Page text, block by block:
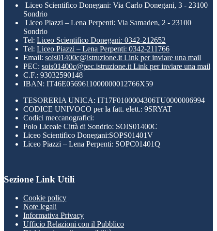
Liceo Scientifico Donegani: Via Carlo Donegani, 3 - 23100
Sondrio
Liceo Piazzi – Lena Perpenti: Via Samaden, 2 - 23100
Sondrio
Tel: Liceo Scientifico Donegani: 0342-212652
Tel: Liceo Piazzi – Lena Perpenti: 0342-211766
Email: sois01400c@istruzione.it Link per inviare una mail
PEC: sois01400c@pec.istruzione.it Link per inviare una mail
C.F.: 93032590148
IBAN: IT46E0569611000000012766X59
TESORERIA UNICA: IT17F0100004306TU0000006994
CODICE UNIVOCO per la fatt. elett.: 9SRYAT
Codici meccanografici:
Polo Liceale Città di Sondrio: SOIS01400C
Liceo Scientifico Donegani:SOPS01401V
Liceo Piazzi – Lena Perpenti: SOPC01401Q
Sezione Link Utili
Cookie policy
Note legali
Informativa Privacy
Ufficio Relazioni con il Pubblico